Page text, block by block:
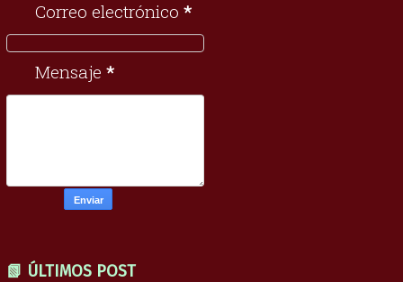
Correo electrónico *
Mensaje *
📗 ÚLTIMOS POST